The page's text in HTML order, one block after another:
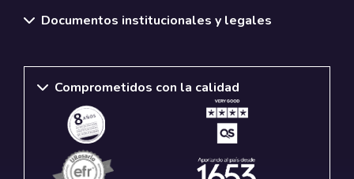
Documentos institucionales y legales
Comprometidos con la calidad